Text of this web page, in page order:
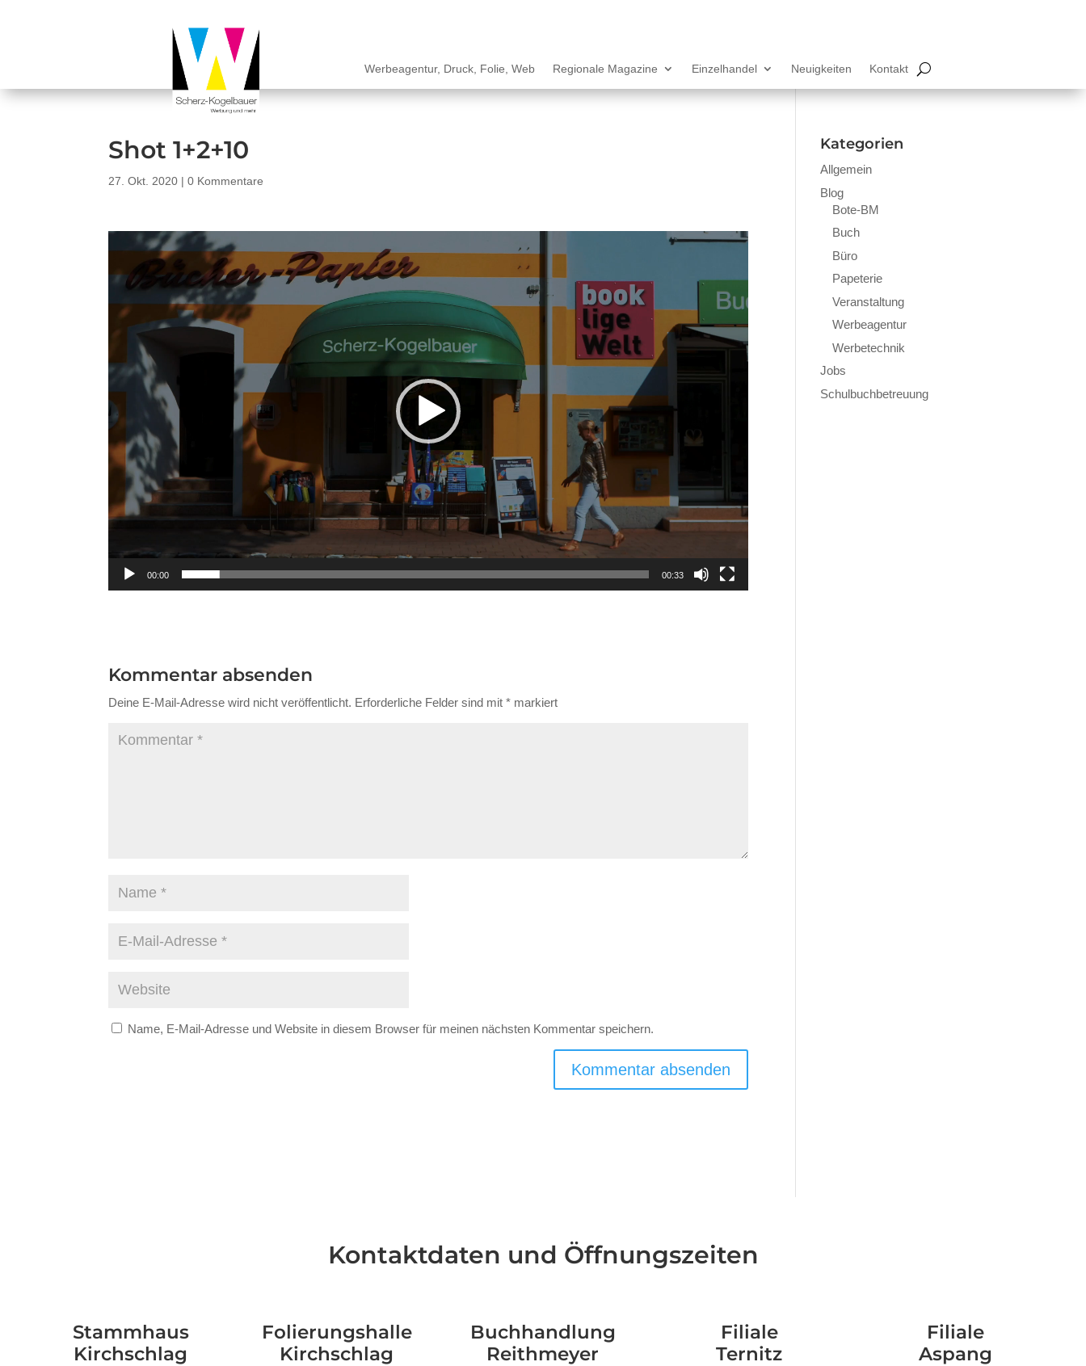
Werbeagentur, Druck, Folie, Web Regionale Magazine Einzelhandel Neuigkeiten Kontakt
Shot 1+2+10
27. Okt. 2020 |0 Kommentare
00:00 00:33
Kommentar absenden
Deine E-Mail-Adresse wird nicht veröffentlicht. Erforderliche Felder sind mit* markiert
Name, E-Mail-Adresse und Website in diesem Browser für meinen nächsten Kommentar speichern.
Kategorien
Allgemein
Blog
Bote-BM
Buch
Büro
Papeterie
Veranstaltung
Werbeagentur
Werbetechnik
Jobs
Schulbuchbetreuung
Kontaktdaten und Öffnungszeiten
Stammhaus
Kirchschlag
Folierungshalle
Kirchschlag
Buchhandlung
Reithmeyer
Filiale
Ternitz
Filiale
Aspang